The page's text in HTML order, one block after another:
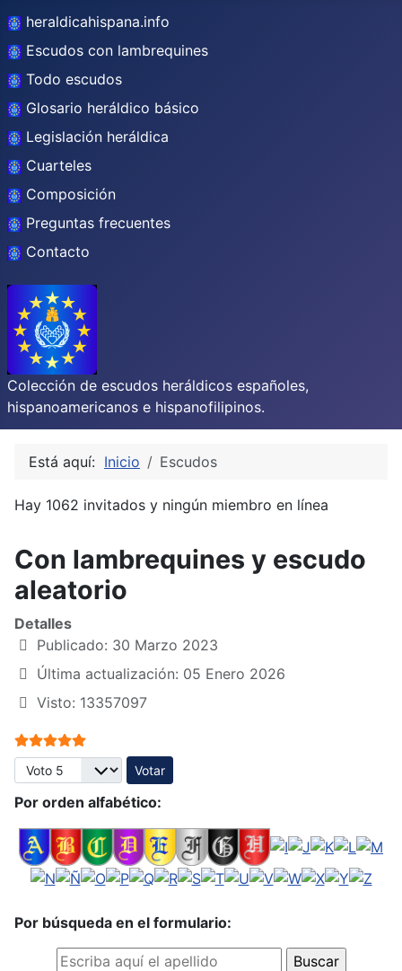
heraldicahispana.info
Escudos con lambrequines
Todo escudos
Glosario heráldico básico
Legislación heráldica
Cuarteles
Composición
Preguntas frecuentes
Contacto
Colección de escudos heráldicos españoles,
hispanoamericanos e hispanofilipinos.
Está aquí: Inicio Escudos
Hay 1062 invitados y ningún miembro en línea
Con lambrequines y escudo
aleatorio
Detalles
Publicado: 30 Marzo 2023
Última actualización: 05 Enero 2026
Visto: 13357097
Ratio:5/5
Por favor, vote
Por orden alfabético:
Por búsqueda en el formulario: